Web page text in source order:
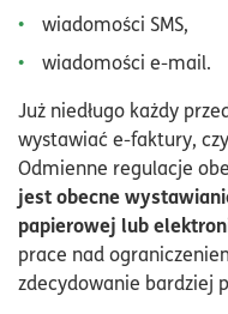
wiadomości SMS,
wiadomości e-mail.
Już niedługo każdy
wystawiać e-faktury,
Odmienne regulacje
jest obecne
papierowej lub
prace nad
zdecydowanie bardziej